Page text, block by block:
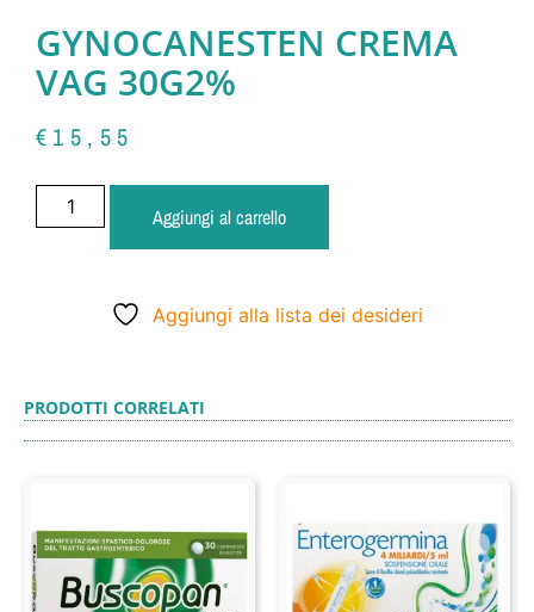
GYNOCANESTEN CREMA
VAG 30G2%
€ 15,55
Aggiungi al carrello
Aggiungi alla lista dei desideri
PRODOTTI CORRELATI